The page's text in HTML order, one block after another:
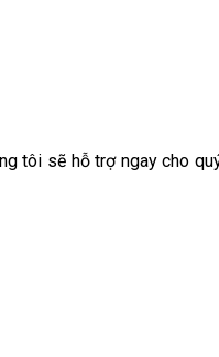
tôi sẽ hỗ trợ ngay cho